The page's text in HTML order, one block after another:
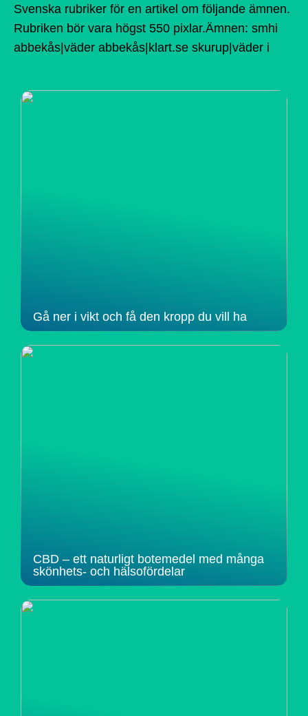
Svenska rubriker för en artikel om följande ämnen.
Rubriken bör vara högst 550 pixlar.Ämnen: smhi
abbekås|väder abbekås|klart.se skurup|väder i
Gå ner i vikt och få den kropp du vill ha
CBD – ett naturligt botemedel med många
skönhets- och hälsofördelar